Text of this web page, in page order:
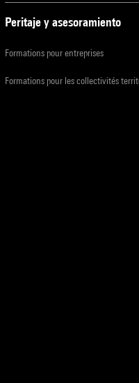
Peritaje y asesoramiento
Formations pour entreprises
Formations pour les collectivités